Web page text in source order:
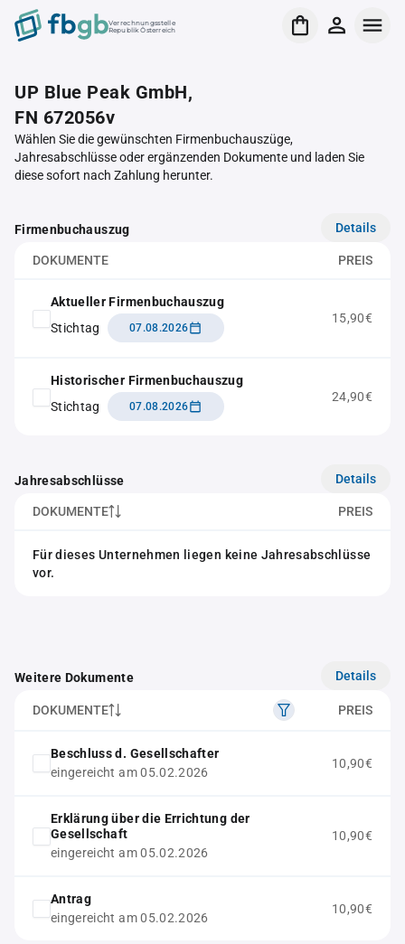
Verrechnungsstelle
Republik Österreich
UP Blue Peak GmbH,
FN 672056v
Wählen Sie die gewünschten Firmenbuchauszüge,
Jahresabschlüsse oder ergänzenden Dokumente und laden Sie
diese sofort nach Zahlung herunter.
Firmenbuchauszug Details
DOKUMENTE PREIS
Aktueller Firmenbuchauszug
Stichtag
07.08.2026
15,90€
Historischer Firmenbuchauszug
Stichtag
07.08.2026
24,90€
Jahresabschlüsse Details
DOKUMENTE PREIS
Für dieses Unternehmen liegen keine Jahresabschlüsse
vor.
Weitere Dokumente Details
DOKUMENTE PREIS
Beschluss d. Gesellschafter
eingereicht am 05.02.2026
10,90€
Erklärung über die Errichtung der
Gesellschaft
eingereicht am 05.02.2026
10,90€
Antrag
eingereicht am 05.02.2026
10,90€